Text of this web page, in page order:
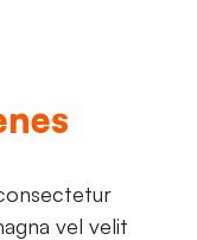
vel velit